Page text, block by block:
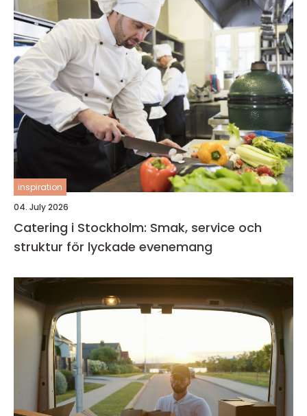
inspiration
04. July 2026
Catering i Stockholm: Smak, service och
struktur för lyckade evenemang